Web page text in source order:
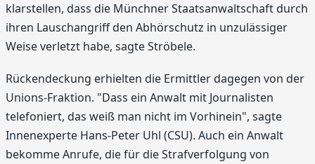
klarstellen, dass die Münchner Staatsanwaltschaft durch
ihren Lauschangriff den Abhörschutz in unzulässiger
Weise verletzt habe, sagte Ströbele.
Rückendeckung erhielten die Ermittler dagegen von der
Unions-Fraktion. "Dass ein Anwalt mit Journalisten
telefoniert, das weiß man nicht im Vorhinein", sagte
Innenexperte Hans-Peter Uhl (CSU). Auch ein Anwalt
bekomme Anrufe, die für die Strafverfolgung von